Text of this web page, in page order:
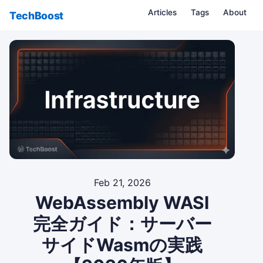
TechBoost Articles Tags About
Feb 21, 2026
WebAssembly WASI
完全ガイド：サーバー
サイドWasmの実践